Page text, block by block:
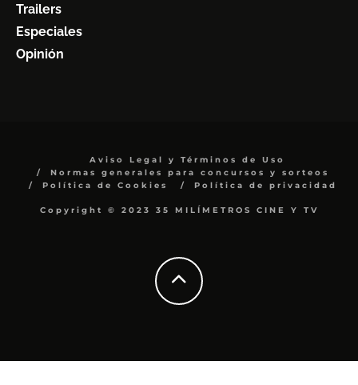
Trailers
Especiales
Opinión
Aviso Legal y Términos de Uso
Normas generales para concursos y sorteos
Política de Cookies
Política de privacidad
Copyright © 2023 35 MILÍMETROS CINE Y TV